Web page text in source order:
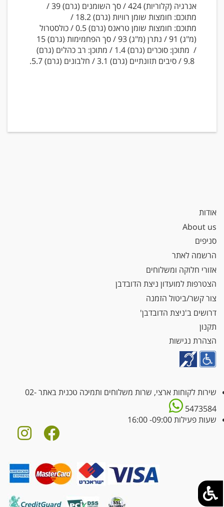
אנרגיה (קלוריות)424 / סך השומנים (גרם)
39 /
מתוכם: חומצות שומן רוויות (גרם)18.2 /
מתוכם: חומצות שומן טראנס (גרם)
0.5 / כולסטרול
(מ"ג) 91 / נתרן (מ"ג) 93 / סך הפחמימות (גרם)
15
/ מתוכן: סוכרים (גרם)1.4 / מתוכן: רב כהלים (גרם)
9.8 / סיבים תזונתיים (גרם)
3.1 / חלבונים (גרם) 5.7.
אודות
About us
סניפים
הרשמה לאתר
אזורי חלוקה ומשלוחים
הצטרפות למועדון ניצת הדובדבן
צור קשר/ביטול הזמנה
דרושים ב'ניצת הדובדבן'
תקנון
הצהרת נגישות
שירות לקוחות ארצי, שרות משלוחים ותמיכה טכנית באתר02-
5473584
שעות פעילות 09:00- 16:00